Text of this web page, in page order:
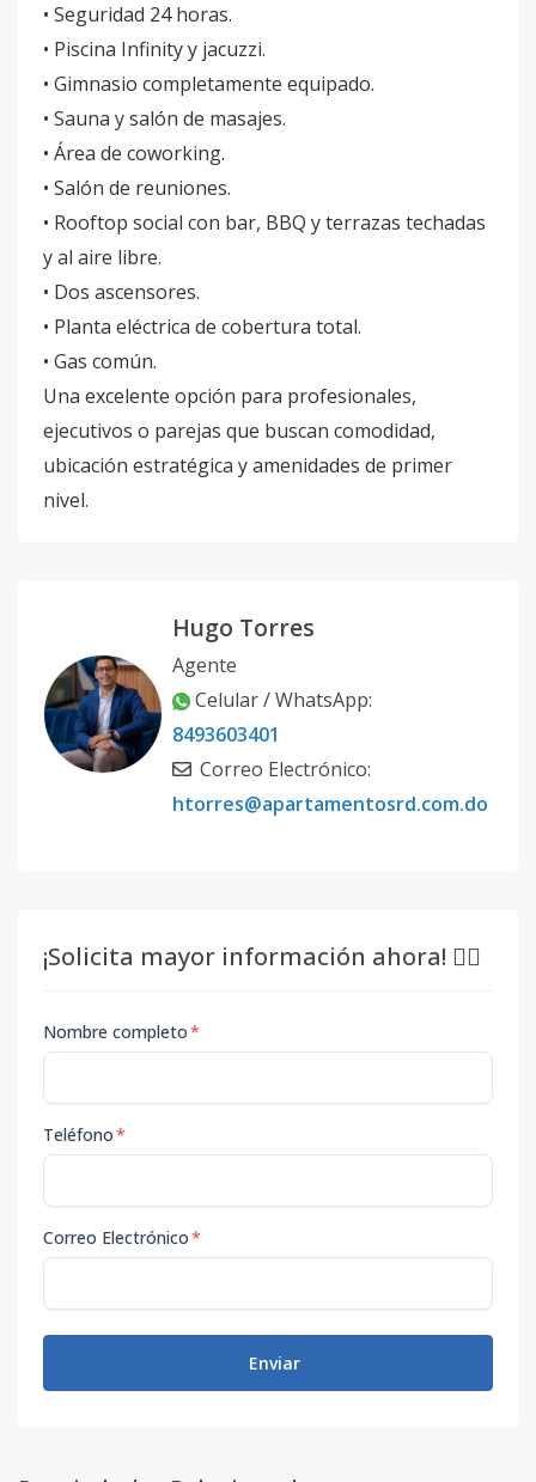
• Seguridad 24 horas.
• Piscina Infinity y jacuzzi.
• Gimnasio completamente equipado.
• Sauna y salón de masajes.
• Área de coworking.
• Salón de reuniones.
• Rooftop social con bar, BBQ y terrazas techadas
y al aire libre.
• Dos ascensores.
• Planta eléctrica de cobertura total.
• Gas común.
Una excelente opción para profesionales,
ejecutivos o parejas que buscan comodidad,
ubicación estratégica y amenidades de primer
nivel.
Hugo Torres
Agente
Celular / WhatsApp:
8493603401
Correo Electrónico:
htorres@apartamentosrd.com.do
¡Solicita mayor información ahora! 👇🏽
Nombre completo*
Teléfono*
Correo Electrónico*
Enviar